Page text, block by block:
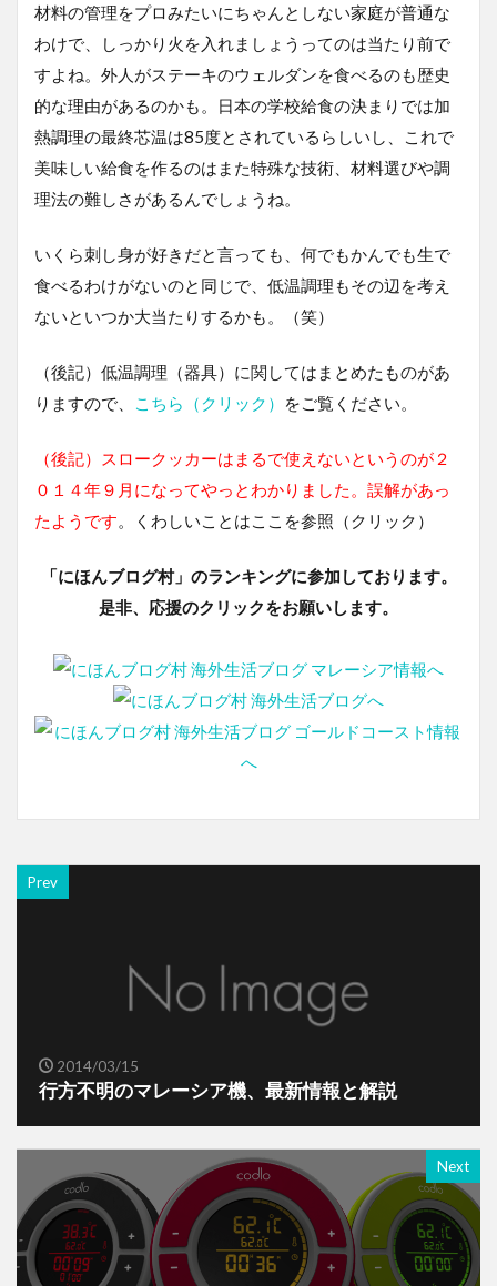
材料の管理をプロみたいにちゃんとしない家庭が普通な
わけで、しっかり火を入れましょうってのは当たり前で
すよね。外人がステーキのウェルダンを食べるのも歴史
的な理由があるのかも。日本の学校給食の決まりでは加
熱調理の最終芯温は85度とされているらしいし、これで
美味しい給食を作るのはまた特殊な技術、材料選びや調
理法の難しさがあるんでしょうね。
いくら刺し身が好きだと言っても、何でもかんでも生で
食べるわけがないのと同じで、低温調理もその辺を考え
ないといつか大当たりするかも。（笑）
（後記）低温調理（器具）に関してはまとめたものがあ
りますので、
こちら（クリック） をご覧ください。
（後記）スロークッカーはまるで使えないというのが２
０１４年９月になってやっとわかりました。誤解があっ
たようです 。くわしいことはここを参照（クリック）
「にほんブログ村」のランキングに参加しております。
是非、応援のクリックをお願いします。
Prev
2014/03/15
行方不明のマレーシア機、最新情報と解説
Next